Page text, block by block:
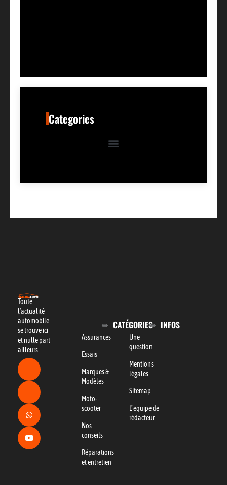
Categories
Toute
l’actualité
automobile
se trouve ici
et nulle part
ailleurs.
CATÉGORIES
Assurances
Essais
Marques &
Modèles
Moto-
scooter
Nos
conseils
Réparations
et entretien
INFOS
Une
question
Mentions
légales
Sitemap
L"equipe de
rédacteur